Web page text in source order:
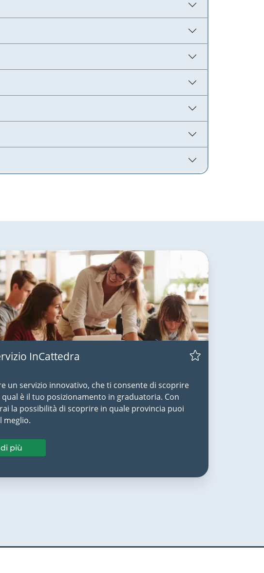
InCattedra
un servizio innovativo, che ti consente di scoprire
qual è il tuo posizionamento in graduatoria. Con
la possibilità di scoprire in quale provincia puoi
meglio.
più